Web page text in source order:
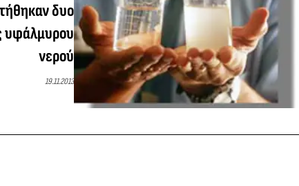
δυο
υφάλμυρου
νερού
19.11.2013